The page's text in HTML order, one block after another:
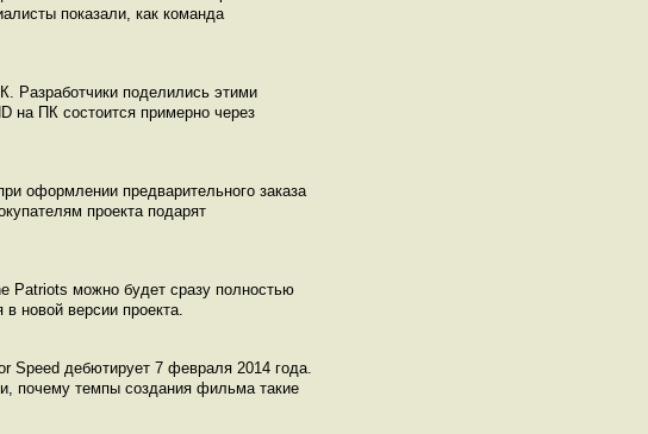
показали, как команда
Разработчики поделились этими
на ПК состоится примерно через
оформлении предварительного заказа
проекта подарят
Patriots можно будет сразу полностью
новой версии проекта.
Speed дебютирует 7 февраля 2014 года.
почему темпы создания фильма такие